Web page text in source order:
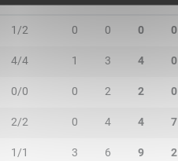
1/2 0 0 0 0
4/4 1 3 4 0
0/0 0 2 2 0
2/2 0 4 4 7
1/1 3 6 9 2